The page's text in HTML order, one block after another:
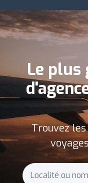
Le plus
Trouvez